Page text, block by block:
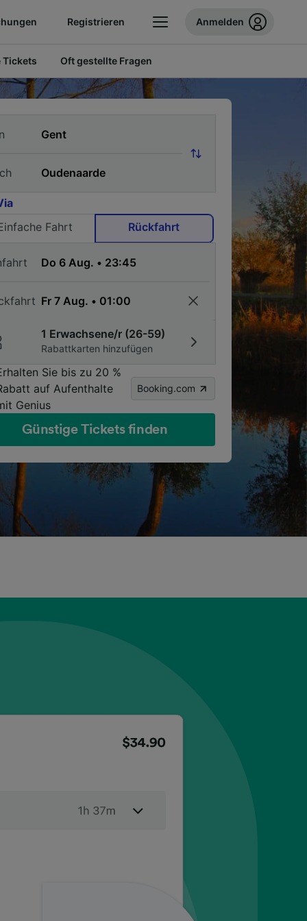
Registrieren Anmelden
Tickets Oft gestellte Fragen
Fahrt
Rückfahrt
1 Erwachsene/r (26-59)
Rabattkarten hinzufügen
Sie bis zu 20 %
auf Aufenthalte
Genius
Booking.com
Günstige Tickets finden